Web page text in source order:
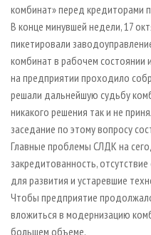
ИНСТРУМЕНТ И
БИБЛИОТЕКА
комбинат» перед кредиторами
В конце минувшей недели, 17
пикетировали
комбинат в рабочем состоянии
на предприятии проходило
решали дальнейшую судьбу
никакого решения так и не
заседание по этому вопросу
Главные проблемы СЛДК на
закредитованность,
для развития и устаревшие
Чтобы предприятие
вложиться в модернизацию
большем объеме.